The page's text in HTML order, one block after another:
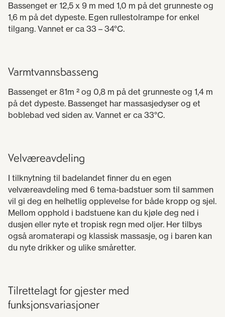
Bassenget er 12,5 x 9 m med 1,0 m på det grunneste og
1,6 m på det dypeste. Egen rullestolrampe for enkel
tilgang. Vannet er ca 33 – 34°C.
Varmtvannsbasseng
Bassenget er 81m ² og 0,8 m på det grunneste og 1,4 m
på det dypeste. Bassenget har massasjedyser og et
boblebad ved siden av. Vannet er ca 33°C.
Velværeavdeling
I tilknytning til badelandet finner du en egen
velværeavdeling med 6 tema-badstuer som til sammen
vil gi deg en helhetlig opplevelse for både kropp og sjel.
Mellom opphold i badstuene kan du kjøle deg ned i
dusjen eller nyte et tropisk regn med oljer. Her tilbys
også aromaterapi og klassisk massasje, og i baren kan
du nyte drikker og ulike småretter.
Tilrettelagt for gjester med
funksjonsvariasjoner